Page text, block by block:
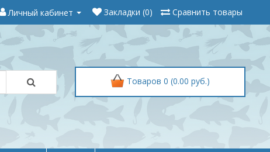
Личный кабинет Закладки (0) Сравнить товары
Товаров 0 (0.00 руб.)